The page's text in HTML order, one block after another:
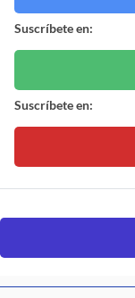
Suscríbete en:
Suscríbete en: